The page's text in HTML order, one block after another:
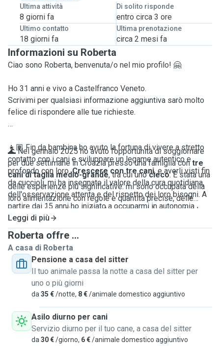
Ultima attività
8 giorni fa
Di solito risponde
entro circa 3 ore
Ultimo contatto
18 giorni fa
Ultima prenotazione
circa 2 mesi fa
Informazioni su Roberta
Ciao sono Roberta, benvenuta/o nel mio profilo! 🤗
Ho 31 anni e vivo a Castelfranco Veneto.
Scrivimi per qualsiasi informazione aggiuntiva sarò molto
felice di rispondere alle tue richieste.
👧🏽 Fin da bambina ho avuto la fortuna di vivere a stretto
contatto con i cani e sviluppare un legame autentico e
profondo con loro.Crescere con tre cani, e averli visti fin
da cuccioli, mi ha insegnato il valore della cura quotidiana,
dell'osservazione attenta e del rispetto dei loro bisogni. A
partire dai 15 anni ho iniziato a occuparmi in autonomia
delle passeggiate, imparando anche a gestirli insieme con
pazienza e naturalezza, trasformando quei momenti in pura
gioia.
❤️ Nel tempo, la mia passione si è trasformata in un
impegno concreto: ho iniziato ad aiutare famiglie della
zona, offrendo il mio supporto serale o nei weekend.
Questa esperienza mi ha arricchita, anche dal punto di vista
pratico, soprattutto nella gestione di cani con esigenze
speciali. Ho accudito, ad esempio, un cane anziano e
🌊 Nel gennaio 2025 ho avuto l’opportunità di soggiornare
per due settimane in Croazia presso una famiglia contre
cani di taglia medio-grande, tra cui unocieco. È stata una
delle esperienze più significative: mi sono occupata della
loro alimentazione con regole e quantità precise, delle
passeggiate quotidiane (anche in spiaggia), e in particolare
del cane cieco, che richiedeva una cura ancora più attenta e
sensibile. Questa esperienza ha consolidato la mia
capacità di adattarmi a contesti nuovi e di prendermi cura
degli animali con serietà, dolcezza e responsabilità. Amo
davvero il tempo trascorso con i cani e sono convinta che
ogni cucciolo meriti attenzione personalizzata, pazienza e
tanto affetto.
Mi propongo come sitter affidabile, presente e
preparata, capace di creare un legame autentico con
ogni cane e di garantire loro benessere, sicurezza e
Leggi di più
Roberta offre ...
A casa di Roberta
Pensione a casa del sitter
Il tuo animale passa la notte a casa del sitter per
uno o più giorni
da 35 €/notte, 8 €/animale domestico aggiuntivo
Asilo diurno per cani
Servizio diurno per il tuo cane, a casa del sitter
da 30 €/giorno, 6 €/animale domestico aggiuntivo